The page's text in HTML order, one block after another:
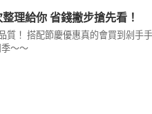
理給你 省錢撇步搶先看！
質！ 搭配節慶優惠真的會買到剁手
～～